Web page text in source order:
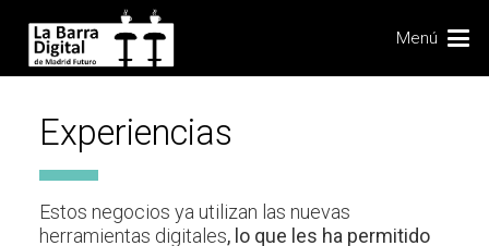
Menú
Experiencias
Estos negocios ya utilizan las nuevas
herramientas digitales, lo que les ha permitido